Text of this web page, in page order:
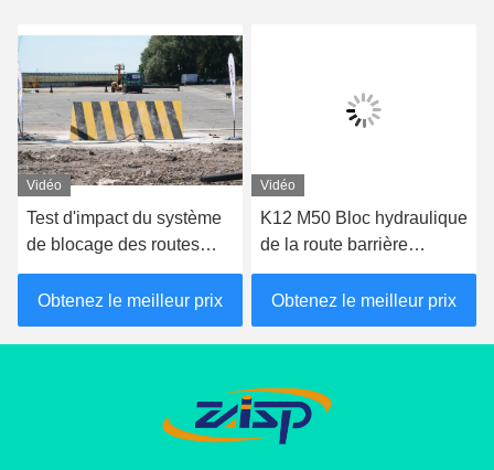
Vidéo
Test d'impact du système
de blocage des routes
monté en surface K12
Blocage des routes pour
la protection du périmètre
Obtenez le meilleur prix
Vidéo
K12 M50 Bloc hydraulique
de la route barrière
d'atténuation des
véhicules hostiles
Obtenez le meilleur prix